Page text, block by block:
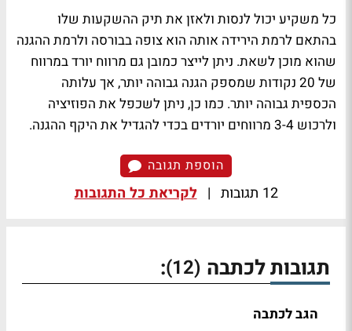
כל משקיע יכול לנסות ולאזן את תיק ההשקעות שלו
בהתאם לרמת הירידה אותה הוא צופה בבורסה ולרמת ההגנה
שהוא מוכן לשאת. ניתן לייצר כמובן גם מרווח יורד במרווח
של 20 נקודות שמספק הגנה גבוהה יותר, אך עלותה
הכספית גבוהה יותר. כמו כן, ניתן לשכפל את הפוזיציה
ולרכוש 3-4 מרווחים יורדים בכדי להגדיל את היקף ההגנה.
הוספת תגובה
12 תגובות | לקריאת כל התגובות
תגובות לכתבה (12)
:
הגב לכתבה